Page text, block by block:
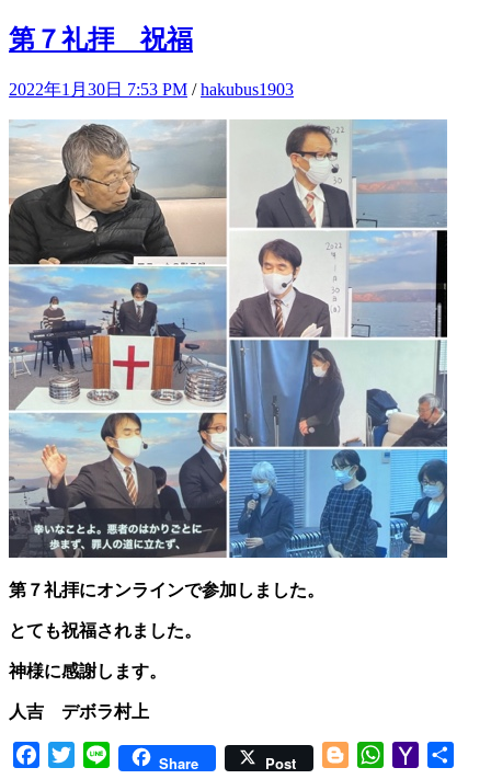
第７礼拝 祝福
2022年1月30日 7:53 PM /hakubus1903
第７礼拝にオンラインで参加しました。
とても祝福されました。
神様に感謝します。
人吉 デボラ村上
Facebook
TwitterLine Share Post BloggerWhatsApp
Yahoo